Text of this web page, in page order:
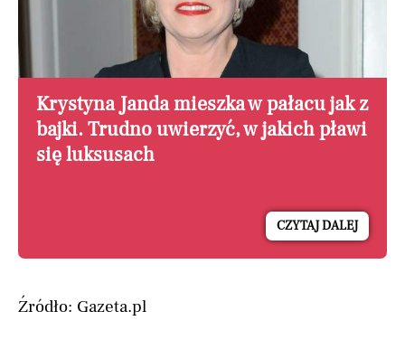
Krystyna Janda mieszka w pałacu jak z
bajki. Trudno uwierzyć, w jakich pławi
się luksusach
CZYTAJ DALEJ
Źródło: Gazeta.pl